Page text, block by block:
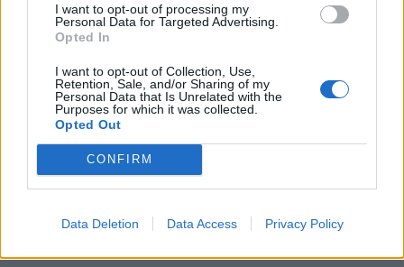
I want to opt-out of processing my
Personal Data for Targeted Advertising.
Opted In
I want to opt-out of Collection, Use,
Retention, Sale, and/or Sharing of my
Personal Data that Is Unrelated with the
Purposes for which it was collected.
Opted Out
CONFIRM
Data Deletion Data Access Privacy Policy